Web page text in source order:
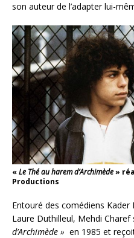
son auteur de l’adapter lui-
«Le Thé au harem d’Archimède»
Productions
Entouré des comédiens
Laure Duthilleul, Mehdi Charef
d’Archimède » en 1985 et